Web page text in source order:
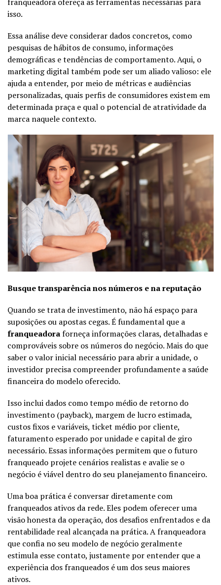
isso.
Essa análise deve considerar dados concretos, como
pesquisas de hábitos de consumo, informações
demográficas e tendências de comportamento. Aqui, o
marketing digital também pode ser um aliado valioso: ele
ajuda a entender, por meio de métricas e audiências
personalizadas, quais perfis de consumidores existem em
determinada praça e qual o potencial de atratividade da
marca naquele contexto.
Busque transparência nos números e na reputação
Quando se trata de investimento, não há espaço para
suposições ou apostas cegas. É fundamental que a
franqueadoraforneça informações claras, detalhadas e
comprováveis sobre os números do negócio. Mais do que
saber o valor inicial necessário para abrir a unidade, o
investidor precisa compreender profundamente a saúde
financeira do modelo oferecido.
Isso inclui dados como tempo médio de retorno do
investimento (payback), margem de lucro estimada,
custos fixos e variáveis, ticket médio por cliente,
faturamento esperado por unidade e capital de giro
necessário. Essas informações permitem que o futuro
franqueado projete cenários realistas e avalie se o
negócio é viável dentro do seu planejamento financeiro.
Uma boa prática é conversar diretamente com
franqueados ativos da rede. Eles podem oferecer uma
visão honesta da operação, dos desafios enfrentados e da
rentabilidade real alcançada na prática. A franqueadora
que confia no seu modelo de negócio geralmente
estimula esse contato, justamente por entender que a
experiência dos franqueados é um dos seus maiores
ativos.